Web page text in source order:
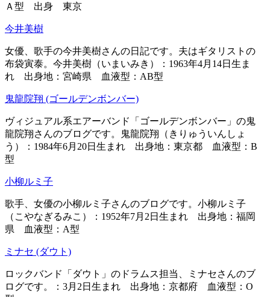
Ａ型 出身 東京
今井美樹
女優、歌手の今井美樹さんの日記です。夫はギタリストの
布袋寅泰。今井美樹（いまいみき）：1963年4月14日生ま
れ 出身地：宮崎県 血液型：AB型
鬼龍院翔 (ゴールデンボンバー)
ヴィジュアル系エアーバンド「ゴールデンボンバー」の鬼
龍院翔さんのブログです。鬼龍院翔（きりゅういんしょ
う）：1984年6月20日生まれ 出身地：東京都 血液型：B
型
小柳ルミ子
歌手、女優の小柳ルミ子さんのブログです。小柳ルミ子
（こやなぎるみこ）：1952年7月2日生まれ 出身地：福岡
県 血液型：A型
ミナセ (ダウト)
ロックバンド「ダウト」のドラムス担当、ミナセさんのブ
ログです。：3月2日生まれ 出身地：京都府 血液型：O